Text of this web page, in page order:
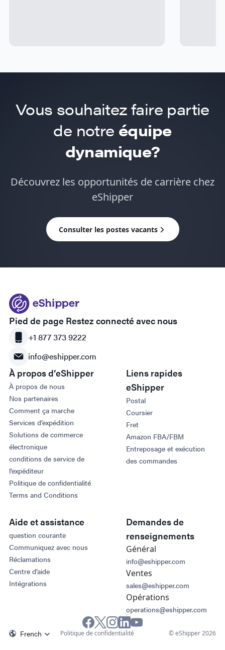
Vous souhaitez faire partie
de notre équipe
dynamique?
Découvrez les opportunités de carrière chez
eShipper
Consulter les postes vacants
Pied de page Restez connecté avec nous
+1 877 373 9222
info@eshipper.com
À propos d’eShipper
À propos de nous
Nos partenaires
Comment ça marche
Services d’expédition
Solutions de commerce
électronique
conditions de service de
l’expéditeur
Politique de confidentialité
Terms and Conditions
Liens rapides
eShipper
Postal
Coursier
Fret
Amazon FBA/FBM
Entreposage et exécution
des commandes
Aide et assistance
question courante
Communiquez avec nous
Réclamations
Centre d’aide
Intégrations
Demandes de
renseignements
Général
info@eshipper.com
Ventes
sales@eshipper.com
Opérations
operations@eshipper.com
French Politique de confidentialité © eShipper 2026